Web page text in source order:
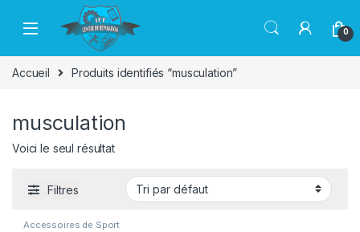
Passer à la navigation
Aller au contenu
0
Accueil Produits identifiés “musculation”
musculation
Voici le seul résultat
Filtres
Accessoires de Sport